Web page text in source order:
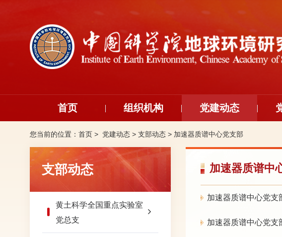
首页 组织机构 党建动态
您当前的位置： 首页 > 党建动态 > 支部动态 > 加速器质谱中心党支部
支部动态
黄土科学全国重点实验室
党总支
加速器质谱中
加速器质谱中心党支
加速器质谱中心党支